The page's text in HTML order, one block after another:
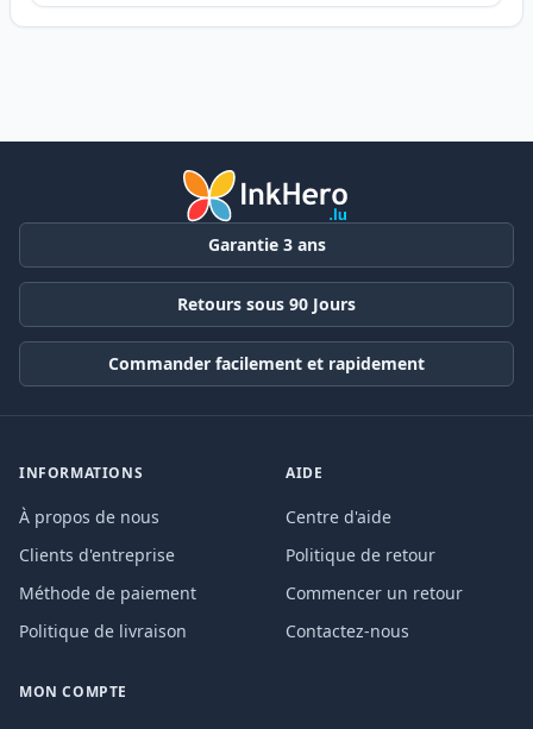
Garantie 3 ans
Retours sous 90 Jours
Commander facilement et rapidement
INFORMATIONS
À propos de nous
Clients d'entreprise
Méthode de paiement
Politique de livraison
AIDE
Centre d'aide
Politique de retour
Commencer un retour
Contactez-nous
MON COMPTE